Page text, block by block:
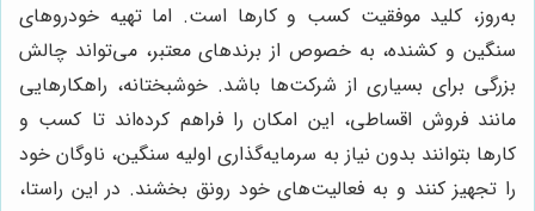
به‌روز، کلید موفقیت کسب و کارها است. اما تهیه خودروهای
سنگین و کشنده، به خصوص از برندهای معتبر، می‌تواند چالش
بزرگی برای بسیاری از شرکت‌ها باشد. خوشبختانه، راهکارهایی
مانند فروش اقساطی، این امکان را فراهم کرده‌اند تا کسب و
کارها بتوانند بدون نیاز به سرمایه‌گذاری اولیه سنگین، ناوگان خود
را تجهیز کنند و به فعالیت‌های خود رونق بخشند. در این راستا،